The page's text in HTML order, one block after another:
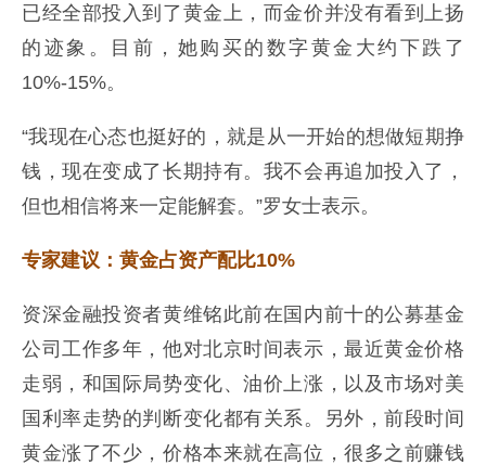
已经全部投入到了黄金上，而金价并没有看到上扬
的迹象。目前，她购买的数字黄金大约下跌了
10%-15%。
“我现在心态也挺好的，就是从一开始的想做短期挣
钱，现在变成了长期持有。我不会再追加投入了，
但也相信将来一定能解套。”罗女士表示。
专家建议：黄金占资产配比10%
资深金融投资者黄维铭此前在国内前十的公募基金
公司工作多年，他对北京时间表示，最近黄金价格
走弱，和国际局势变化、油价上涨，以及市场对美
国利率走势的判断变化都有关系。另外，前段时间
黄金涨了不少，价格本来就在高位，很多之前赚钱